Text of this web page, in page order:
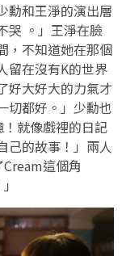
勳和王淨的演出層
哭 。」王淨在臉
，不知道她在那個
留在沒有K的世界
好大好大的力氣才
切都好。」少勳也
就像戲裡的日記
己的故事！」兩人
這個角